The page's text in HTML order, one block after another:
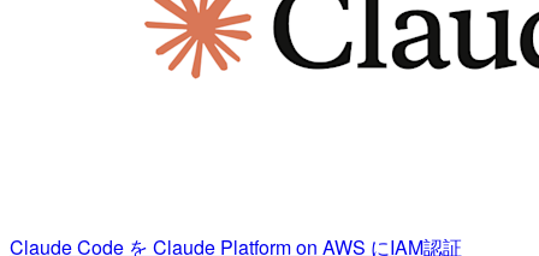
Claude Code を Claude Platform on AWS にIAM認証